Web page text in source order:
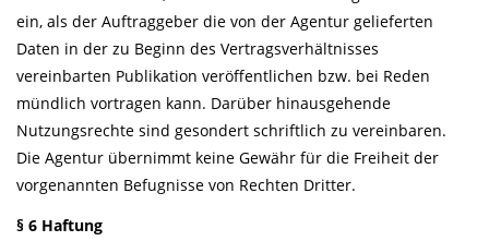
ein, als der Auftraggeber die von der Agentur gelieferten
Daten in der zu Beginn des Vertragsverhältnisses
vereinbarten Publikation veröffentlichen bzw. bei Reden
mündlich vortragen kann. Darüber hinausgehende
Nutzungsrechte sind gesondert schriftlich zu vereinbaren.
Die Agentur übernimmt keine Gewähr für die Freiheit der
vorgenannten Befugnisse von Rechten Dritter.
§ 6 Haftung